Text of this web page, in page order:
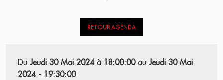
RETOUR AGENDA
Du Jeudi 30 Mai 2024à 18:00:00au Jeudi 30 Mai
2024 - 19:30:00